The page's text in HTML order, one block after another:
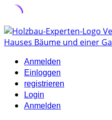
Skip
to
Anmelden
Einloggen
registrieren
Login
Anmelden